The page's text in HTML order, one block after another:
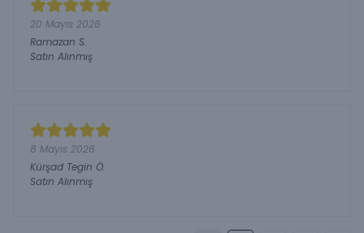
20 Mayıs 2026
Ramazan S.
Satın Alınmış
8 Mayıs 2026
Kürşad Tegin Ö.
Satın Alınmış